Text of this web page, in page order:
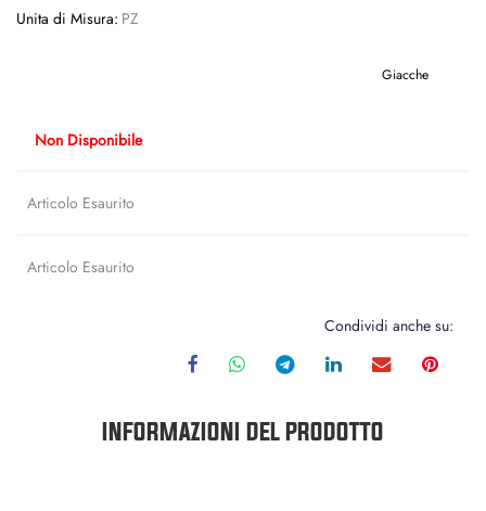
Unita di Misura: PZ
Giacche
Non Disponibile
Articolo Esaurito
Articolo Esaurito
Condividi anche su:
INFORMAZIONI DEL PRODOTTO